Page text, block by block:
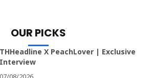
OUR PICKS
THHeadline X PeachLover | Exclusive
Interview